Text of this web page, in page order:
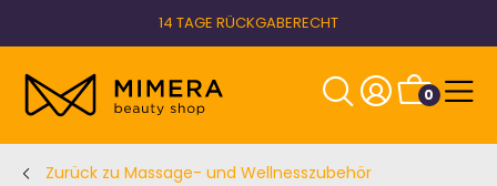
14 TAGE RÜCKGABERECHT
0
Zurück zu Massage- und Wellnesszubehör